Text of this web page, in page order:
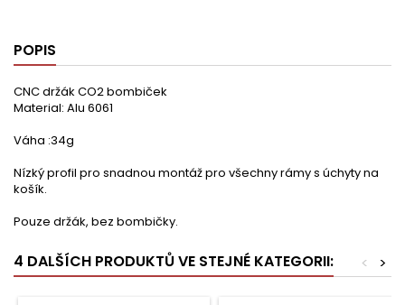
POPIS
CNC držák CO2 bombiček
Material: Alu 6061
Váha :34g
Nízký profil pro snadnou montáž pro všechny rámy s úchyty na
košík.
Pouze držák, bez bombičky.
4 DALŠÍCH PRODUKTŮ VE STEJNÉ KATEGORII: >
<